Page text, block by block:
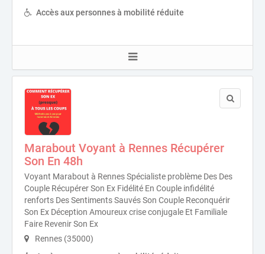
Accès aux personnes à mobilité réduite
Marabout Voyant à Rennes Récupérer
Son En 48h
Voyant Marabout à Rennes Spécialiste problème Des Des
Couple Récupérer Son Ex Fidélité En Couple infidélité
renforts Des Sentiments Sauvés Son Couple Reconquérir
Son Ex Déception Amoureux crise conjugale Et Familiale
Faire Revenir Son Ex
Rennes (35000)